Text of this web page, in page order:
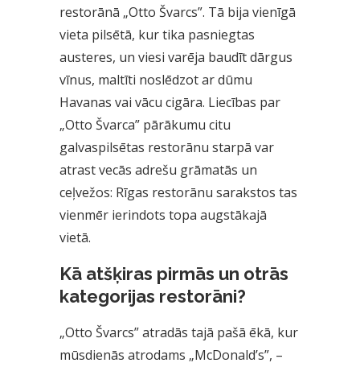
restorānā „Otto Švarcs”. Tā bija vienīgā
vieta pilsētā, kur tika pasniegtas
austeres, un viesi varēja baudīt dārgus
vīnus, maltīti noslēdzot ar dūmu
Havanas vai vācu cigāra. Liecības par
„Otto Švarca” pārākumu citu
galvaspilsētas restorānu starpā var
atrast vecās adrešu grāmatās un
ceļvežos: Rīgas restorānu sarakstos tas
vienmēr ierindots topa augstākajā
vietā.
Kā atšķiras pirmās un otrās
kategorijas restorāni?
„Otto Švarcs” atradās tajā pašā ēkā, kur
mūsdienās atrodams „McDonald’s”, –